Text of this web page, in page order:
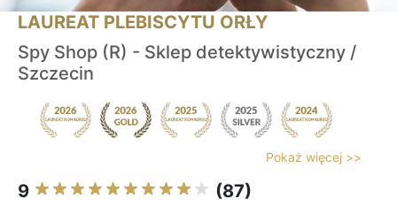
LAUREAT PLEBISCYTU ORŁY
Spy Shop (R) - Sklep detektywistyczny /
Szczecin
Pokaż więcej >>
9 (87)